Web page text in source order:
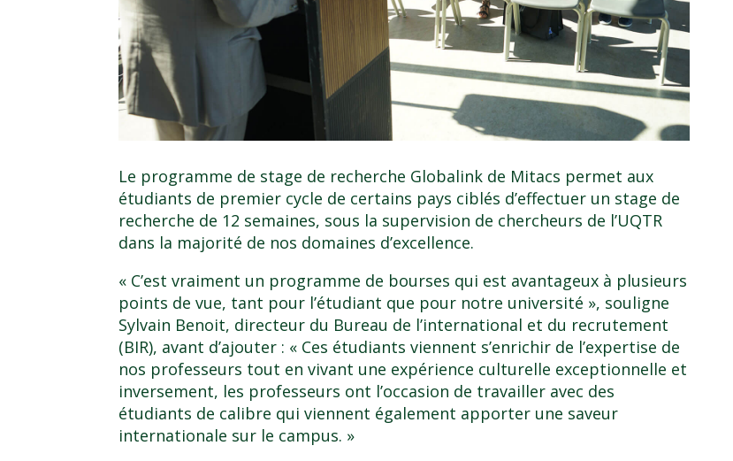
Le programme de stage de recherche Globalink de Mitacs permet aux
étudiants de premier cycle de certains pays ciblés d’effectuer un stage de
recherche de 12 semaines, sous la supervision de chercheurs de l’UQTR
dans la majorité de nos domaines d’excellence.
« C’est vraiment un programme de bourses qui est avantageux à plusieurs
points de vue, tant pour l’étudiant que pour notre université », souligne
Sylvain Benoit, directeur du Bureau de l’international et du recrutement
(BIR), avant d’ajouter : « Ces étudiants viennent s’enrichir de l’expertise de
nos professeurs tout en vivant une expérience culturelle exceptionnelle et
inversement, les professeurs ont l’occasion de travailler avec des
étudiants de calibre qui viennent également apporter une saveur
internationale sur le campus. »